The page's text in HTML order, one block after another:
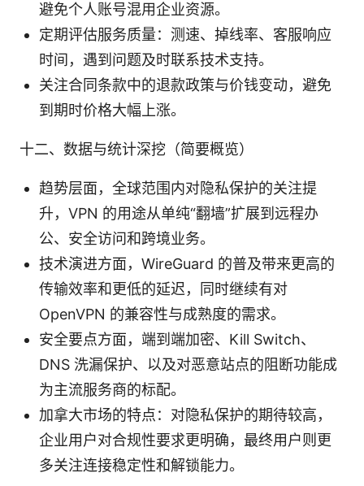
避免个人账号混用企业资源。
定期评估服务质量：测速、掉线率、客服响应
时间，遇到问题及时联系技术支持。
关注合同条款中的退款政策与价钱变动，避免
到期时价格大幅上涨。
十二、数据与统计深挖（简要概览）
趋势层面，全球范围内对隐私保护的关注提
升，VPN 的用途从单纯“翻墙”扩展到远程办
公、安全访问和跨境业务。
技术演进方面，WireGuard 的普及带来更高的
传输效率和更低的延迟，同时继续有对
OpenVPN 的兼容性与成熟度的需求。
安全要点方面，端到端加密、Kill Switch、
DNS 洗漏保护、以及对恶意站点的阻断功能成
为主流服务商的标配。
加拿大市场的特点：对隐私保护的期待较高，
企业用户对合规性要求更明确，最终用户则更
多关注连接稳定性和解锁能力。